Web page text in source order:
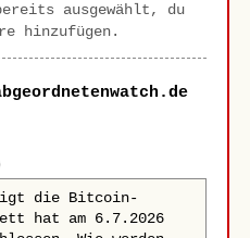
ausgewählt, du
hinzufügen.